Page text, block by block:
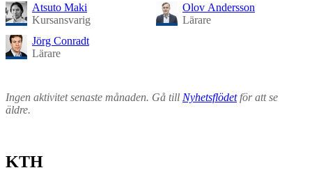
Atsuto Maki
Kursansvarig
Jörg Conradt
Lärare
Olov Andersson
Lärare
Ingen aktivitet senaste månaden. Gå till Nyhetsflödetför att se
äldre.
KTH